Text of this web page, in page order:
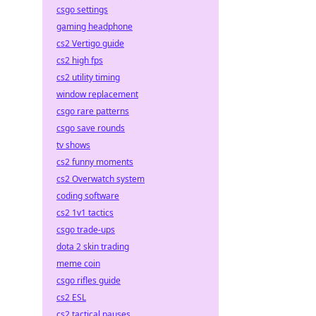
csgo settings
gaming headphone
cs2 Vertigo guide
cs2 high fps
cs2 utility timing
window replacement
csgo rare patterns
csgo save rounds
tv shows
cs2 funny moments
cs2 Overwatch system
coding software
cs2 1v1 tactics
csgo trade-ups
dota 2 skin trading
meme coin
csgo rifles guide
cs2 ESL